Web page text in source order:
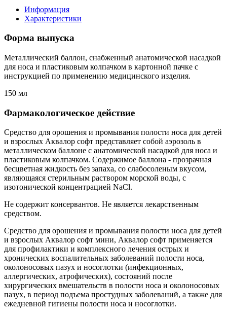
Информация
Характеристики
Форма выпуска
Металлический баллон, снабженный анатомической насадкой
для носа и пластиковым колпачком в картонной пачке с
инструкцией по применению медицинского изделия.
150 мл
Фармакологическое действие
Средство для орошения и промывания полости носа для детей
и взрослых Аквалор софт представляет собой аэрозоль в
металлическом баллоне с анатомической насадкой для носа и
пластиковым колпачком. Содержимое баллона - прозрачная
бесцветная жидкость без запаха, со слабосоленым вкусом,
являющаяся стерильным раствором морской воды, с
изотонической концентрацией NaCl.
Не содержит консервантов. Не является лекарственным
средством.
Средство для орошения и промывания полости носа для детей
и взрослых Аквалор софт мини, Аквалор софт применяется
для профилактики и комплексного лечения острых и
хронических воспалительных заболеваний полости носа,
околоносовых пазух и носоглотки (инфекционных,
аллергических, атрофических), состояний после
хирургических вмешательств в полости носа и околоносовых
пазух, в период подъема простудных заболеваний, а также для
ежедневной гигиены полости носа и носоглотки.